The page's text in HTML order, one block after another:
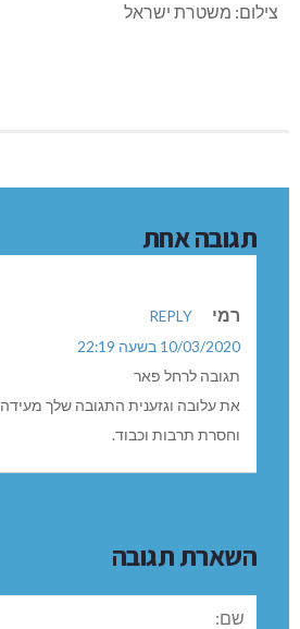
צילום: משטרת ישראל
תגובה אחת
רמי
REPLY
10/03/2020 בשעה 22:19
תגובה לרחל פאר
את עלובה וגזענית התגובה שלך
וחסרת תרבות וכבוד.
השארת תגובה